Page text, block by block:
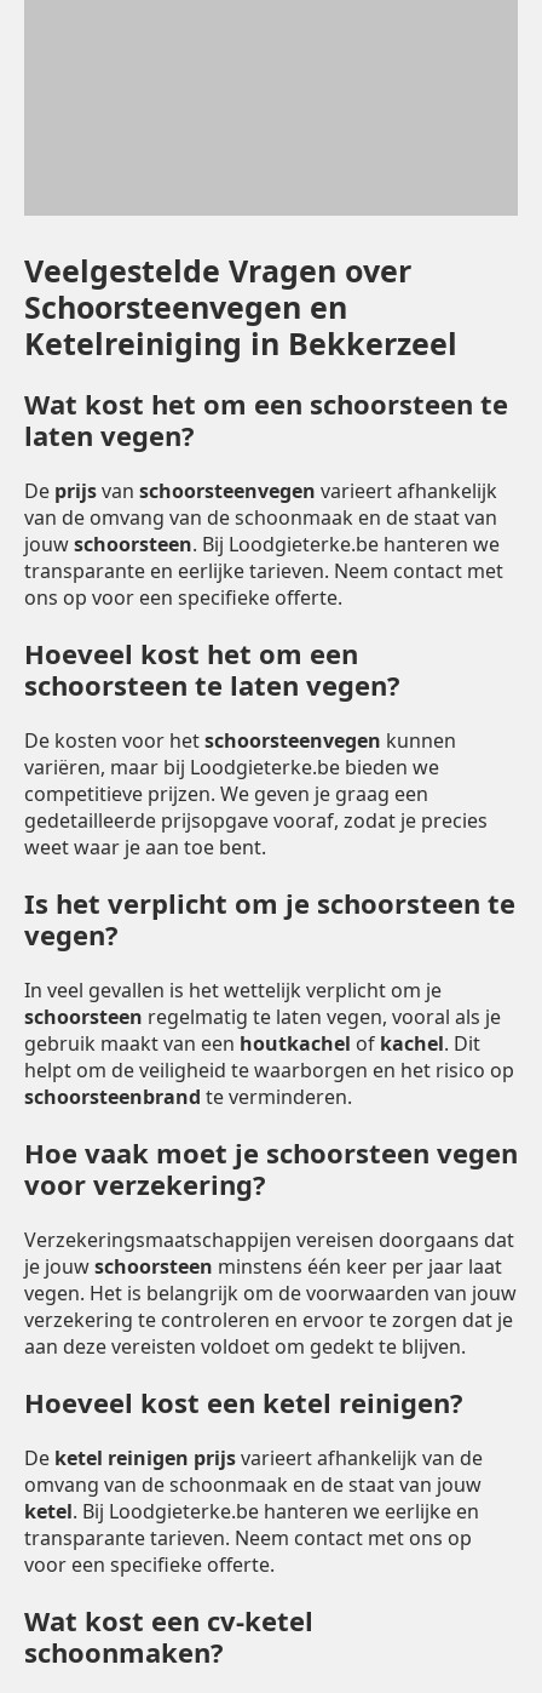
Veelgestelde Vragen over
Schoorsteenvegen en
Ketelreiniging in Bekkerzeel
Wat kost het om een schoorsteen te
laten vegen?
De prijsvan schoorsteenvegen varieert afhankelijk
van de omvang van de schoonmaak en de staat van
jouwschoorsteen. Bij Loodgieterke.be hanteren we
transparante en eerlijke tarieven. Neem contact met
ons op voor een specifieke offerte.
Hoeveel kost het om een
schoorsteen te laten vegen?
De kosten voor hetschoorsteenvegen kunnen
variëren, maar bij Loodgieterke.be bieden we
competitieve prijzen. We geven je graag een
gedetailleerde prijsopgave vooraf, zodat je precies
weet waar je aan toe bent.
Is het verplicht om je schoorsteen te
vegen?
In veel gevallen is het wettelijk verplicht om je
schoorsteen regelmatig te laten vegen, vooral als je
gebruik maakt van een houtkachel of kachel. Dit
helpt om de veiligheid te waarborgen en het risico op
schoorsteenbrand te verminderen.
Hoe vaak moet je schoorsteen vegen
voor verzekering?
Verzekeringsmaatschappijen vereisen doorgaans dat
je jouwschoorsteen minstens één keer per jaar laat
vegen. Het is belangrijk om de voorwaarden van jouw
verzekering te controleren en ervoor te zorgen dat je
aan deze vereisten voldoet om gedekt te blijven.
Hoeveel kost een ketel reinigen?
De ketel reinigen prijsvarieert afhankelijk van de
omvang van de schoonmaak en de staat van jouw
ketel. Bij Loodgieterke.be hanteren we eerlijke en
transparante tarieven. Neem contact met ons op
voor een specifieke offerte.
Wat kost een cv-ketel
schoonmaken?